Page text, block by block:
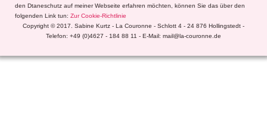
den Dtaneschutz auf meiner Webseite erfahren möchten, können Sie das über den
folgenden Link tun: Zur Cookie-Richtlinie
Copyright © 2017. Sabine Kurtz - La Couronne - Schlott 4 - 24 876 Hollingstedt -
Telefon: +49 (0)4627 - 184 88 11 - E-Mail: mail@la-couronne.de